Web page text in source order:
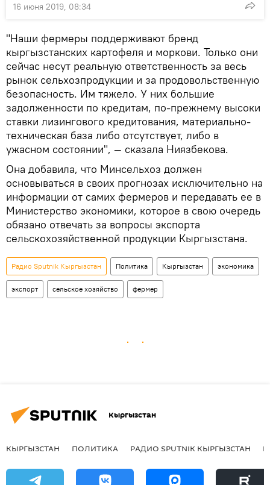
16 июня 2019, 08:34
"Наши фермеры поддерживают бренд
кыргызстанских картофеля и моркови. Только они
сейчас несут реальную ответственность за весь
рынок сельхозпродукции и за продовольственную
безопасность. Им тяжело. У них большие
задолженности по кредитам, по-прежнему высоки
ставки лизингового кредитования, материально-
техническая база либо отсутствует, либо в
ужасном состоянии", — сказала Ниязбекова.
Она добавила, что Минсельхоз должен
основываться в своих прогнозах исключительно на
информации от самих фермеров и передавать ее в
Министерство экономики, которое в свою очередь
обязано отвечать за вопросы экспорта
сельскохозяйственной продукции Кыргызстана.
Радио Sputnik Кыргызстан Политика Кыргызстан экономика
экспорт сельское хозяйство фермер
Кыргызстан
КЫРГЫЗСТАН ПОЛИТИКА РАДИО SPUTNIK КЫРГЫЗСТАН